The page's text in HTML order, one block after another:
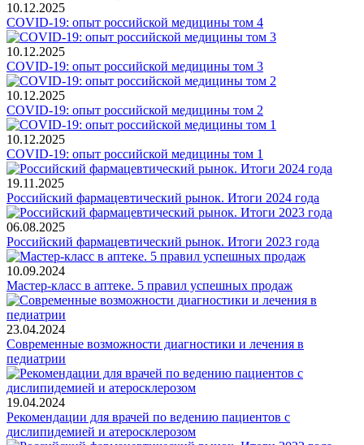
10.12.2025
COVID-19: опыт российской медицины том 4
10.12.2025
COVID-19: опыт российской медицины том 3
10.12.2025
COVID-19: опыт российской медицины том 2
10.12.2025
COVID-19: опыт российской медицины том 1
19.11.2025
Российский фармацевтический рынок. Итоги 2024 года
06.08.2025
Российский фармацевтический рынок. Итоги 2023 года
10.09.2024
Мастер-класс в аптеке. 5 правил успешных продаж
23.04.2024
Современные возможности диагностики и лечения в
педиатрии
19.04.2024
Рекомендации для врачей по ведению пациентов с
дислипидемией и атеросклерозом